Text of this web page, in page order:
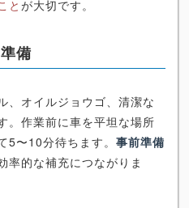
と が大切です。
備
、オイルジョウゴ、清潔な
。作業前に車を平坦な場所
5〜10分待ちます。 事前準備
率的な補充につながりま